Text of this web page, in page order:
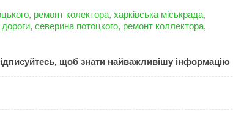
, ремонт колектора, харківська міськрада,
, северина потоцкого, ремонт коллектора,
щоб знати найважливішу інформацію